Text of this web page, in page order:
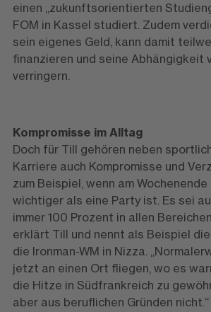
einen „zukunftsorientierten
FOM in Kassel studiert. Zudem
sein eigenes Geld, kann damit
finanzieren und seine Abhängigkeit
verringern.
Kompromisse im Alltag
Doch für Till gehören neben
Karriere auch Kompromisse und
zum Beispiel, wenn am
wichtiger als eine Party ist. Es sei
immer 100 Prozent in allen
erklärt Till und nennt als Beispiel
die Ironman-WM in Nizza.
jetzt an einen Ort fliegen, wo es
die Hitze in Südfrankreich zu
aber aus beruflichen Gründen nicht.“